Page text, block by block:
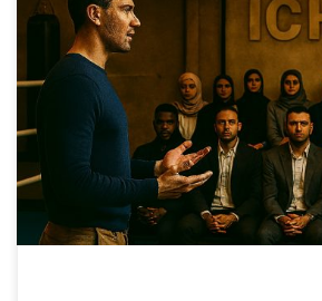
دوره کارورزی ( مربیگری عملی ) درجه ۳ الی درجه ۱
ماله میرمسئول برگزاری : پرویز
: آزیتا موسویمسئول برگزاری : مائده
حسینی هوشیار دوره فنی دان۱الی دان ۵ بخش آقایانمدرس : علی
: سامان ماله میر بخش بانوانمدرس :
: مائده […]